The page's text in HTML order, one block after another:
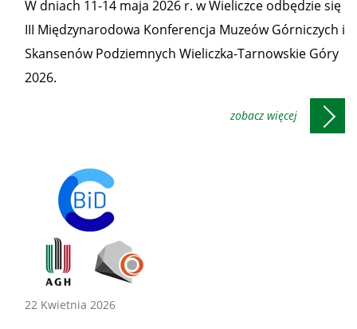
WUG
W dniach 11-14 maja 2026 r. w Wieliczce odbędzie się
III Międzynarodowa Konferencja Muzeów Górniczych i
Skansenów Podziemnych Wieliczka-Tarnowskie Góry
2026.
22 Kwietnia 2026Konferencje